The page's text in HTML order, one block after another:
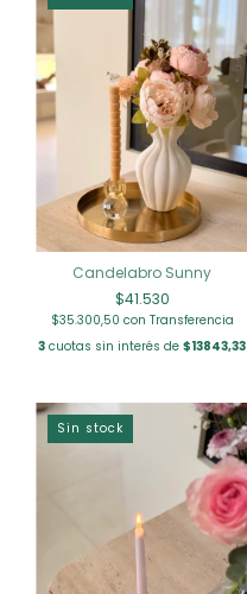
Candelabro Sunny
$41.530
$35.300,50 con Transferencia
3 cuotas sin interés de $13843,33
Sin stock